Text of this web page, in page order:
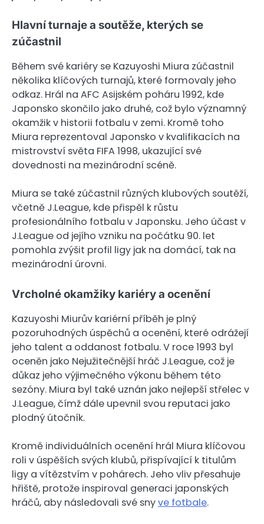
Hlavní turnaje a soutěže, kterých se
zúčastnil
Během své kariéry se Kazuyoshi Miura zúčastnil
několika klíčových turnajů, které formovaly jeho
odkaz. Hrál na AFC Asijském poháru 1992, kde
Japonsko skončilo jako druhé, což bylo významný
okamžik v historii fotbalu v zemi. Kromě toho
Miura reprezentoval Japonsko v kvalifikacích na
mistrovství světa FIFA 1998, ukazující své
dovednosti na mezinárodní scéně.
Miura se také zúčastnil různých klubových soutěží,
včetně J.League, kde přispěl k růstu
profesionálního fotbalu v Japonsku. Jeho účast v
J.League od jejího vzniku na počátku 90. let
pomohla zvýšit profil ligy jak na domácí, tak na
mezinárodní úrovni.
Vrcholné okamžiky kariéry a ocenění
Kazuyoshi Miurův kariérní příběh je plný
pozoruhodných úspěchů a ocenění, které odrážejí
jeho talent a oddanost fotbalu. V roce 1993 byl
oceněn jako Nejužitečnější hráč J.League, což je
důkaz jeho výjimečného výkonu během této
sezóny. Miura byl také uznán jako nejlepší střelec v
J.League, čímž dále upevnil svou reputaci jako
plodný útočník.
Kromě individuálních ocenění hrál Miura klíčovou
roli v úspěších svých klubů, přispívající k titulům
ligy a vítězstvím v pohárech. Jeho vliv přesahuje
hřiště, protože inspiroval generaci japonských
hráčů, aby následovali své snyve fotbale.